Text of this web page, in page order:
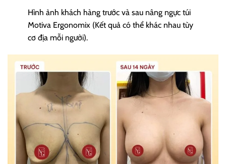
Hình ảnh khách hàng trước và sau nâng ngực túi
Motiva Ergonomix (Kết quả có thể khác nhau tùy
cơ địa mỗi người).